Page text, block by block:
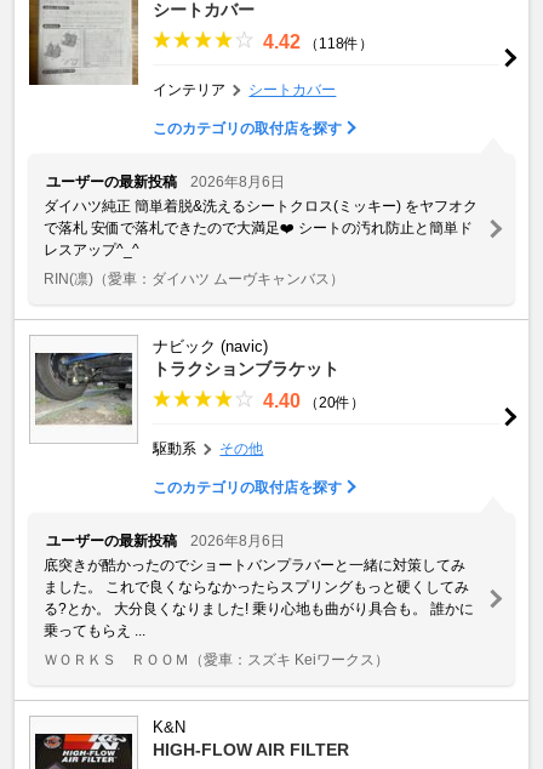
シートカバー
4.42 （118件）
インテリア シートカバー
このカテゴリの取付店を探す
ユーザーの最新投稿
2026年8月6日
ダイハツ純正 簡単着脱&洗えるシートクロス(ミッキー) をヤフオク
で落札 安価で落札できたので大満足❤️ シートの汚れ防止と簡単ド
レスアップ^_^
RIN(凛) （愛車：ダイハツ ムーヴキャンバス）
ナビック (navic)
トラクションブラケット
4.40 （20件）
駆動系 その他
このカテゴリの取付店を探す
ユーザーの最新投稿
2026年8月6日
底突きが酷かったのでショートバンプラバーと一緒に対策してみ
ました。 これで良くならなかったらスプリングもっと硬くしてみ
る?とか。 大分良くなりました! 乗り心地も曲がり具合も。 誰かに
乗ってもらえ ...
ＷＯＲＫＳ ＲＯＯＭ
（愛車：スズキ Keiワークス）
K&N
HIGH-FLOW AIR FILTER